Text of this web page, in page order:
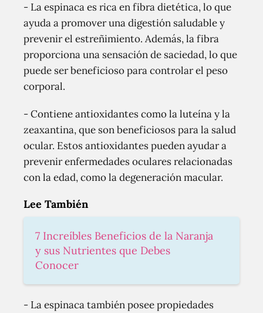
- La espinaca es rica en fibra dietética, lo que
ayuda a promover una digestión saludable y
prevenir el estreñimiento. Además, la fibra
proporciona una sensación de saciedad, lo que
puede ser beneficioso para controlar el peso
corporal.
- Contiene antioxidantes como la luteína y la
zeaxantina, que son beneficiosos para la salud
ocular. Estos antioxidantes pueden ayudar a
prevenir enfermedades oculares relacionadas
con la edad, como la degeneración macular.
Lee También
7 Increíbles Beneficios de la Naranja
y sus Nutrientes que Debes
Conocer
- La espinaca también posee propiedades